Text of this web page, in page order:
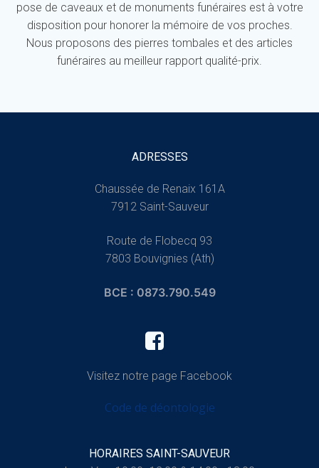
pose de caveaux et de monuments funéraires est à votre
disposition pour honorer la mémoire de vos proches.
Nous proposons des pierres tombales et des articles
funéraires au meilleur rapport qualité-prix.
ADRESSES
Chaussée de Renaix 161A
7912 Saint-Sauveur
Route de Flobecq 93
7803 Bouvignies (Ath)
BCE : 0873.790.549
Visitez notre page Facebook
Code de déontologie
HORAIRES SAINT-SAUVEUR